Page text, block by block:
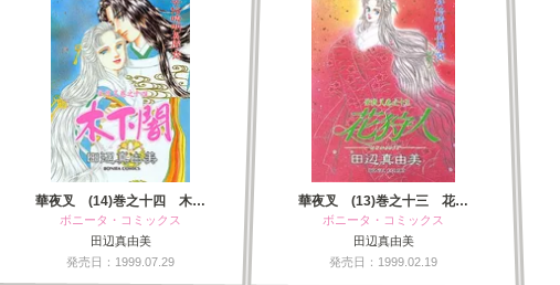
華夜叉 (14)巻之十四 木…
ボニータ・コミックス
田辺真由美
発売日：1999.07.29
華夜叉 (13)巻之十三 花…
ボニータ・コミックス
田辺真由美
発売日：1999.02.19